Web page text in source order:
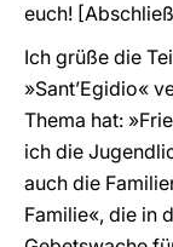
euch!
Ich grüße die
»Sant’Egidio«
Thema hat:
ich die
auch die
Familie«, die in